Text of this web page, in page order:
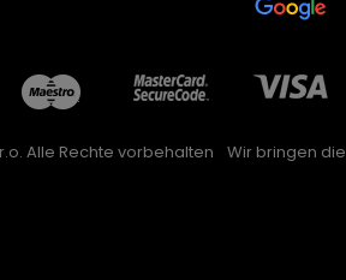
Alle Rechte vorbehalten Wir bringen